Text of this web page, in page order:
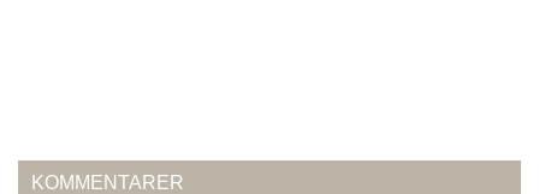
KOMMENTARER